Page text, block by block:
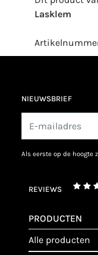
Lasklem
NIEUWSBRIEF
als eerste op de
REVIEWS
PRODUCTEN
alle producten